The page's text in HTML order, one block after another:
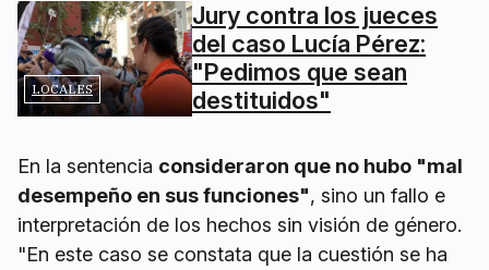
LOCALES
Jury contra los jueces
del caso Lucía Pérez:
"Pedimos que sean
destituidos"
En la sentencia consideraron que no hubo "mal
desempeño en sus funciones", sino un fallo e
interpretación de los hechos sin visión de género.
"En este caso se constata que la cuestión se ha